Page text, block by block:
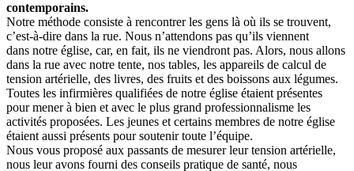
contemporains.
Notre méthode consiste à rencontrer les gens là où ils se trouvent,
c’est-à-dire dans la rue. Nous n’attendons pas qu’ils viennent
dans notre église, car, en fait, ils ne viendront pas. Alors, nous allons
dans la rue avec notre tente, nos tables, les appareils de calcul de
tension artérielle, des livres, des fruits et des boissons aux légumes.
Toutes les infirmières qualifiées de notre église étaient présentes
pour mener à bien et avec le plus grand professionnalisme les
activités proposées. Les jeunes et certains membres de notre église
étaient aussi présents pour soutenir toute l’équipe.
Nous vous proposé aux passants de mesurer leur tension artérielle,
nous leur avons fourni des conseils pratique de santé, nous